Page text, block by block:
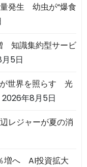
発生 幼虫が“爆食
知識集約型サービ
5日
世界を照らす 光
2026年8月5日
レジャーが夏の消
増へ AI投資拡大